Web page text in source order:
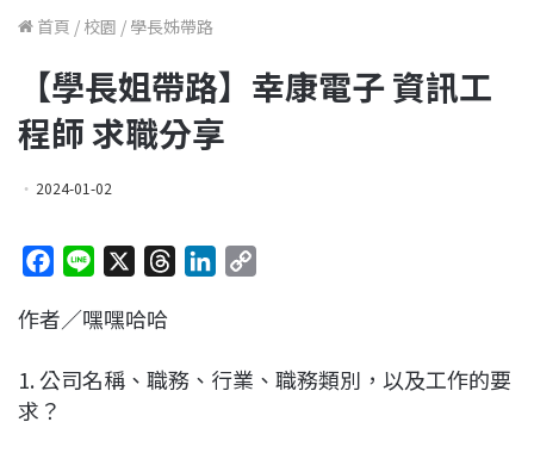
首頁 / 校園 / 學長姊帶路
【學長姐帶路】幸康電子 資訊工
程師 求職分享
2024-01-02
c
b
o
n
a
e
L
作者／嘿嘿哈哈
1. 公司名稱、職務、行業、職務類別，以及工作的要
求？